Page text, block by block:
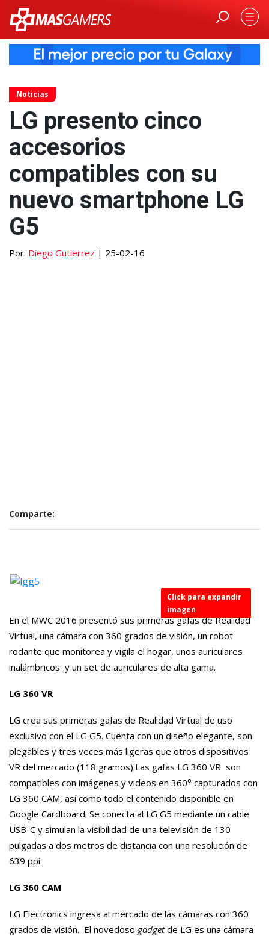
Noticias
LG presento cinco
accesorios
compatibles con su
nuevo smartphone LG
G5
Por: Diego Gutierrez | 25-02-16
Comparte:
Click para expandir
imagen
En el MWC 2016 presentó sus primeras gafas de Realidad
Virtual, una cámara con 360 grados de visión, un robot
rodante que monitorea y vigila el hogar, unos auriculares
inalámbricos y un set de auriculares de alta gama.
LG 360 VR
LG crea sus primeras gafas de Realidad Virtual de uso
exclusivo con el LG G5. Cuenta con un diseño elegante, son
plegables y tres veces más ligeras que otros dispositivos
VR del mercado (118 gramos).Las gafas LG 360 VR son
compatibles con imágenes y videos en 360° capturados con
LG 360 CAM, así como todo el contenido disponible en
Google Cardboard. Se conecta al LG G5 mediante un cable
USB-C y simulan la visibilidad de una televisión de 130
pulgadas a dos metros de distancia con una resolución de
639 ppi.
LG 360 CAM
LG Electronics ingresa al mercado de las cámaras con 360
grados de visión. El novedoso gadgetde LG es una cámara